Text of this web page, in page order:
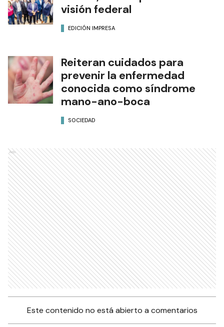
visión federal
EDICIÓN IMPRESA
Reiteran cuidados para
prevenir la enfermedad
conocida como síndrome
mano-ano-boca
SOCIEDAD
Ads
Este contenido no está abierto a comentarios